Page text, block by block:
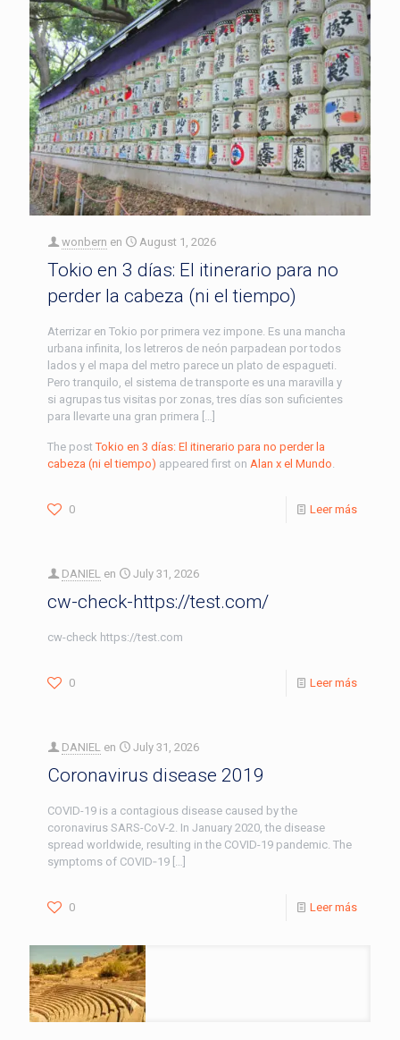
wonbern en August 1, 2026
Tokio en 3 días: El itinerario para no
perder la cabeza (ni el tiempo)
Aterrizar en Tokio por primera vez impone. Es una mancha
urbana infinita, los letreros de neón parpadean por todos
lados y el mapa del metro parece un plato de espagueti.
Pero tranquilo, el sistema de transporte es una maravilla y
si agrupas tus visitas por zonas, tres días son suficientes
para llevarte una gran primera […]
The postTokio en 3 días: El itinerario para no perder la
cabeza (ni el tiempo) appeared first on Alan x el Mundo
0 Leer más
DANIEL en July 31, 2026
cw-check-https://test.com/
cw-check https://test.com
0 Leer más
DANIEL en July 31, 2026
Coronavirus disease 2019
COVID-19 is a contagious disease caused by the
coronavirus SARS-CoV-2. In January 2020, the disease
spread worldwide, resulting in the COVID-19 pandemic. The
symptoms of COVID‑19
0 Leer más